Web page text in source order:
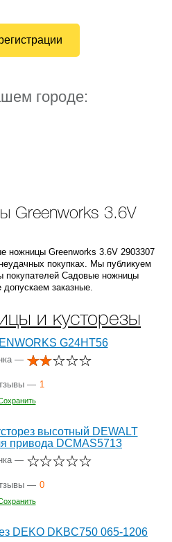
городе:
Greenworks 3.6V
ножницы Greenworks 3.6V 2903307
покупках. Мы публикуем
покупателей Садовые ножницы
заказные.
и кусторезы
G24HT56
—
— 1
высотный DEWALT
привода DCMAS5713
—
— 0
DEKO DKBC750 065-1206